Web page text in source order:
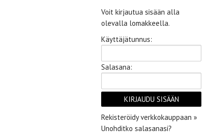
Voit kirjautua sisään alla
olevalla lomakkeella.
Käyttäjätunnus:
Salasana:
Rekisteröidy verkkokauppaan »
Unohditko salasanasi?